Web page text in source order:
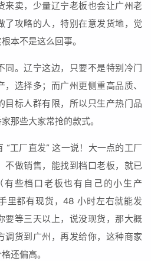
来卖，少量辽宁老板也会让广州老
了攻略的人，特别在意发货地，觉
本不是这么回事。
同。辽宁这边，只要不是特别冷门
选择多；而广州更侧重高品质、
目标人群有限，所以只生产热门品
那些大家常抢的款式。
“工厂直发” 这一说！大一点的工厂
不做销售，能找到档口老板，就已
些档口老板也有自己的小生产
里都有现货，48 小时左右就能发
要等三天以上，说没现货，那大概
调货到广州，再发给你，这种商家
还偏高。